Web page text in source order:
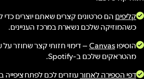
קליפים הם סרטונים קצרים שאתם יוצרים
כשהמוזיקה שלכם נשארת במרכז העניינים.
הוסיפוCanvas– דימוי חזותי קצר שחוזר
מהטראקים שלכם ב-Spotify.
דפי הספירה לאחורעוזרים לכם לפתח